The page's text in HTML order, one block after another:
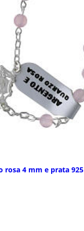
rosa 4 mm e prata 925